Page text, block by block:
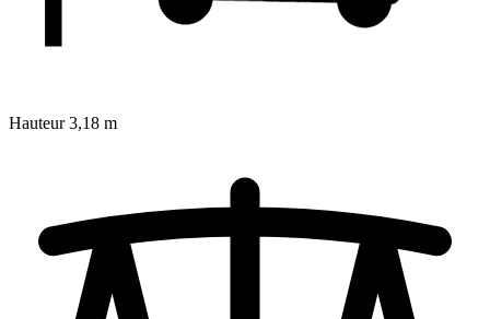
Hauteur 3,18 m